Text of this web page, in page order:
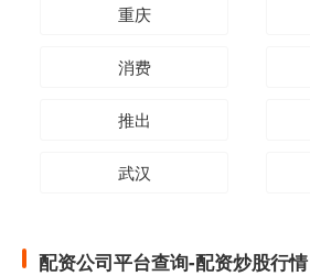
重庆
消费
推出
武汉
配资公司平台查询-配资炒股行情